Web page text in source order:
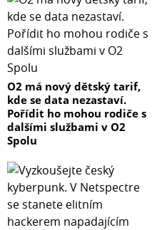
O2 má nový dětský tarif,
kde se data nezastaví.
Pořídit ho mohou rodiče s
dalšími službami v O2
Spolu